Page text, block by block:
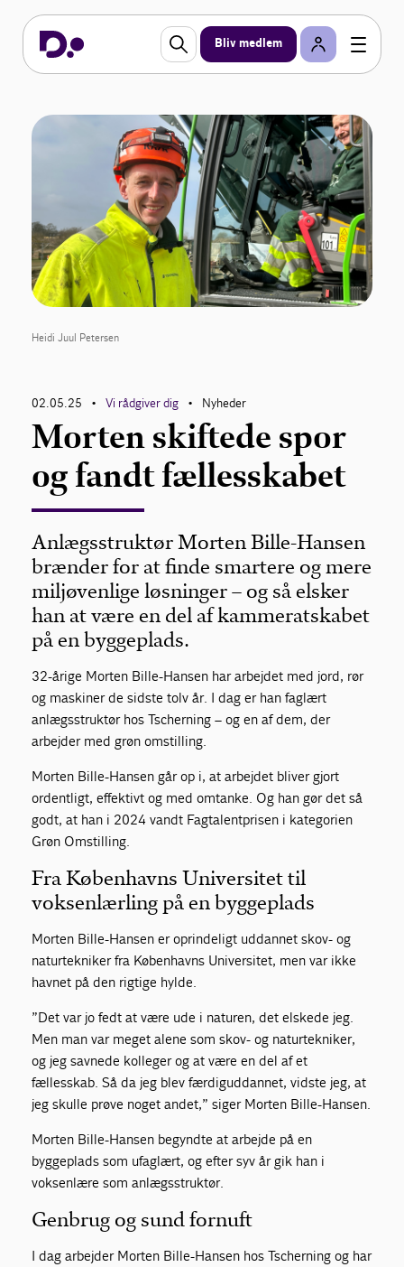
Bliv medlem
Heidi Juul Petersen
02.05.25 • Vi rådgiver dig • Nyheder
Morten skiftede spor
og fandt fællesskabet
Anlægsstruktør Morten Bille-Hansen
brænder for at finde smartere og mere
miljøvenlige løsninger – og så elsker
han at være en del af kammeratskabet
på en byggeplads.
32-årige Morten Bille-Hansen har arbejdet med jord, rør
og maskiner de sidste tolv år. I dag er han faglært
anlægsstruktør hos Tscherning – og en af dem, der
arbejder med grøn omstilling.
Morten Bille-Hansen går op i, at arbejdet bliver gjort
ordentligt, effektivt og med omtanke. Og han gør det så
godt, at han i 2024 vandt Fagtalentprisen i kategorien
Grøn Omstilling.
Fra Københavns Universitet til
voksenlærling på en byggeplads
Morten Bille-Hansen er oprindeligt uddannet skov- og
naturtekniker fra Københavns Universitet, men var ikke
havnet på den rigtige hylde.
”Det var jo fedt at være ude i naturen, det elskede jeg.
Men man var meget alene som skov- og naturtekniker,
og jeg savnede kolleger og at være en del af et
fællesskab. Så da jeg blev færdiguddannet, vidste jeg, at
jeg skulle prøve noget andet,” siger Morten Bille-Hansen.
Morten Bille-Hansen begyndte at arbejde på en
byggeplads som ufaglært, og efter syv år gik han i
voksenlære som anlægsstruktør.
Genbrug og sund fornuft
I dag arbejder Morten Bille-Hansen hos Tscherning og har